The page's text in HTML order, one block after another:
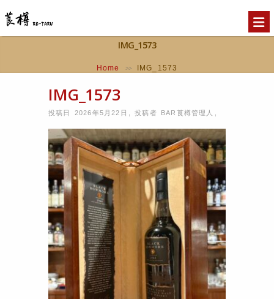
IMG_1573
Home >> IMG_1573
IMG_1573
投稿日 2026年5月22日 ,投稿者 BAR莨樽管理人